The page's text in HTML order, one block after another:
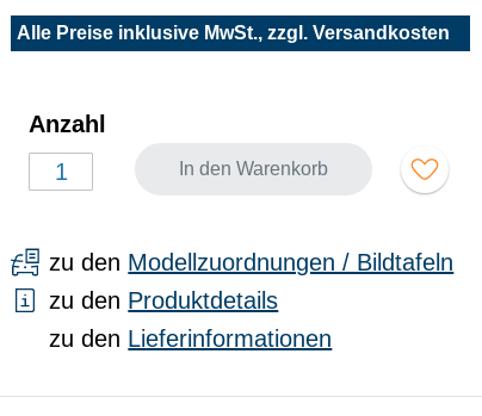
Alle Preise inklusive MwSt., zzgl.Versandkosten
Anzahl
In den Warenkorb
zu den Modellzuordnungen / Bildtafeln
zu den Produktdetails
zu den Lieferinformationen